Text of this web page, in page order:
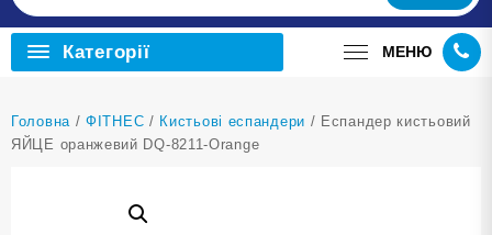
Категорії МЕНЮ
Головна /ФІТНЕС / Кистьові еспандери / Еспандер кистьовий
ЯЙЦЕ оранжевий DQ-8211-Orange